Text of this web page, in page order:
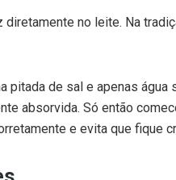
pitada de sal e apenas
e evita que fique